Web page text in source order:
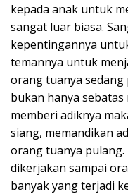
kepada anak untuk
sangat luar biasa.
kepentingannya
temannya untuk
orang tuanya sedang
bukan hanya
memberi adiknya
siang, memandikan
orang tuanya
dikerjakan sampai
banyak yang terjadi